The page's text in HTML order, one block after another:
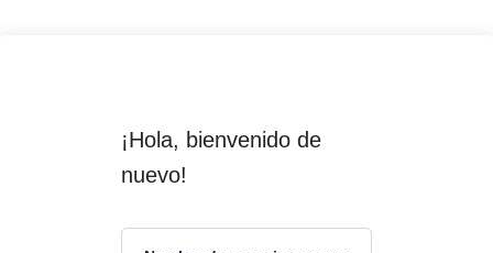
¡Hola, bienvenido de
nuevo!